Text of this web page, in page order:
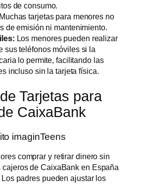
de consumo.
Muchas tarjetas para menores no
de emisión ni mantenimiento.
Los menores pueden realizar
sus teléfonos móviles si la
lo permite, facilitando las
incluso sin la tarjeta física.
Tarjetas para
CaixaBank
imaginTeens
comprar y retirar dinero sin
de CaixaBank en España
padres pueden ajustar los